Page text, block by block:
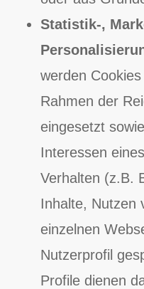
Statistik-,
werden
Rahmen der
eingesetzt
Interessen
Verhalten (z.B.
Inhalte, Nutzen
einzelnen
Nutzerprofil
Profile dienen